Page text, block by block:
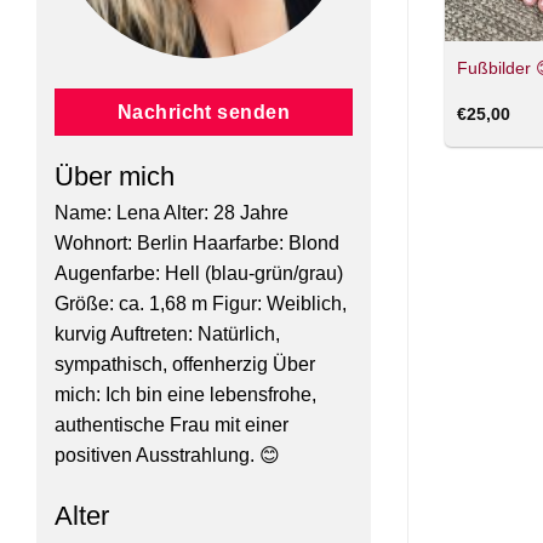
Nachricht senden
Über mich
Name: Lena Alter: 28 Jahre
Wohnort: Berlin Haarfarbe: Blond
Augenfarbe: Hell (blau-grün/grau)
Größe: ca. 1,68 m Figur: Weiblich,
kurvig Auftreten: Natürlich,
sympathisch, offenherzig Über
mich: Ich bin eine lebensfrohe,
authentische Frau mit einer
positiven Ausstrahlung. 😊
Alter
Fußbilder
€25,00